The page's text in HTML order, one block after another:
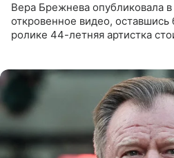
Вера Брежнева опубликовала
откровенное видео, оставшись
ролике 44-летняя артистка